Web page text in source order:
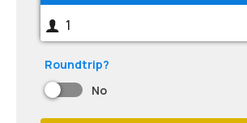
1
Roundtrip?
No